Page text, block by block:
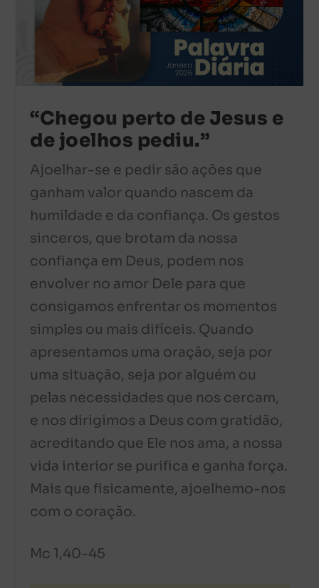
“Chegou perto de Jesus e
de joelhos pediu.”
Ajoelhar-se e pedir são ações que
ganham valor quando nascem da
humildade e da confiança. Os gestos
sinceros, que brotam da nossa
confiança em Deus, podem nos
envolver no amor Dele para que
consigamos enfrentar os momentos
simples ou mais difíceis. Quando
apresentamos uma oração, seja por
uma situação, seja por alguém ou
pelas necessidades que nos cercam,
e nos dirigimos a Deus com gratidão,
acreditando que Ele nos ama, a nossa
vida interior se purifica e ganha força.
Mais que fisicamente, ajoelhemo-nos
com o coração.
Mc 1,40-45